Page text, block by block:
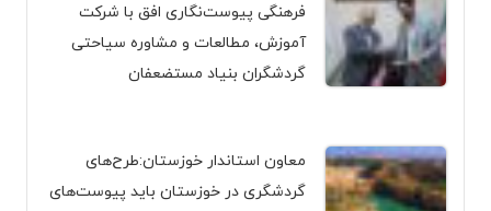
فرهنگی پیوست‌نگاری افق با شرکت
آموزش، مطالعات و مشاوره سیاحتی
گردشگران بنیاد مستضعفان
معاون استاندار خوزستان:طرح‌های
گردشگری در خوزستان باید پیوست‌های